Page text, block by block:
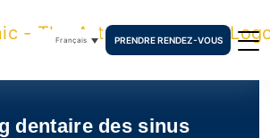
Français PRENDRE RENDEZ-VOUS
dentaire des sinus